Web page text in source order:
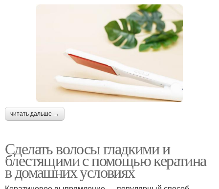
читать дальше →
Сделать волосы гладкими и
блестящими с помощью кератина
в домашних условиях